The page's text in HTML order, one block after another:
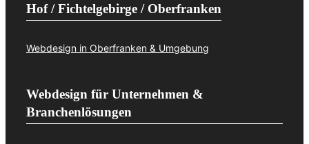
Hof / Fichtelgebirge / Oberfranken
Webdesign in Oberfranken & Umgebung
Webdesign für Unternehmen &
Branchenlösungen